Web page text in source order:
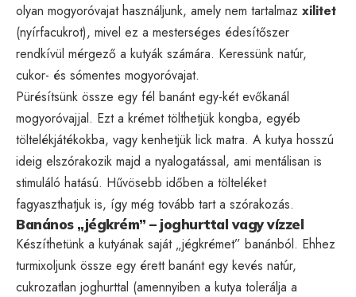
olyan mogyoróvajat használjunk, amely nem tartalmaz xilitet
(nyírfacukrot), mivel ez a mesterséges édesítőszer
rendkívül mérgező a kutyák számára. Keressünk natúr,
cukor- és sómentes mogyoróvajat.
Pürésítsünk össze egy fél banánt egy-két evőkanál
mogyoróvajjal. Ezt a krémet tölthetjük kongba, egyéb
töltelékjátékokba, vagy kenhetjük lick matra. A kutya hosszú
ideig elszórakozik majd a nyalogatással, ami mentálisan is
stimuláló hatású. Hűvösebb időben a tölteléket
fagyaszthatjuk is, így még tovább tart a szórakozás.
Banános „jégkrém” – joghurttal vagy vízzel
Készíthetünk a kutyának saját „jégkrémet” banánból. Ehhez
turmixoljunk össze egy érett banánt egy kevés natúr,
cukrozatlan joghurttal (amennyiben a kutya tolerálja a